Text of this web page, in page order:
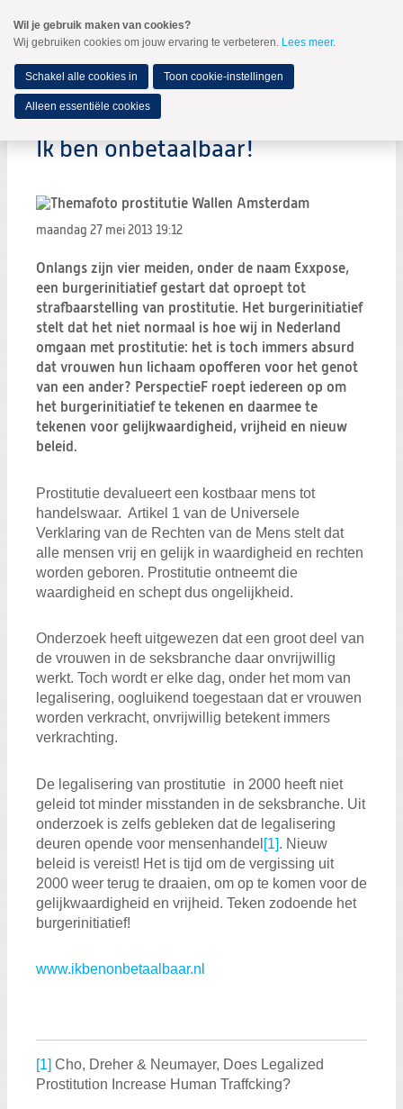
naar
Spring
de
inhoud
Spring
naar
hoofdmenu
MENU
Zoeken:
Zoeken
Ik ben onbetaalbaar!
maandag 27 mei 2013 19:12
Onlangs zijn vier meiden, onder de naam Exxpose,
een burgerinitiatief gestart dat oproept tot
strafbaarstelling van prostitutie. Het burgerinitiatief
stelt dat het niet normaal is hoe wij in Nederland
omgaan met prostitutie: het is toch immers absurd
dat vrouwen hun lichaam opofferen voor het genot
van een ander? PerspectieF roept iedereen op om
het burgerinitiatief te tekenen en daarmee te
tekenen voor gelijkwaardigheid, vrijheid en nieuw
beleid.
Prostitutie devalueert een kostbaar mens tot
handelswaar. Artikel 1 van de Universele
Verklaring van de Rechten van de Mens stelt dat
alle mensen vrij en gelijk in waardigheid en rechten
worden geboren. Prostitutie ontneemt die
waardigheid en schept dus ongelijkheid.
Onderzoek heeft uitgewezen dat een groot deel van
de vrouwen in de seksbranche daar onvrijwillig
werkt. Toch wordt er elke dag, onder het mom van
legalisering, oogluikend toegestaan dat er vrouwen
worden verkracht, onvrijwillig betekent immers
verkrachting.
De legalisering van prostitutie in 2000 heeft niet
geleid tot minder misstanden in de seksbranche. Uit
onderzoek is zelfs gebleken dat de legalisering
deuren opende voor mensenhandel [1]. Nieuw
beleid is vereist! Het is tijd om de vergissing uit
2000 weer terug te draaien, om op te komen voor de
gelijkwaardigheid en vrijheid. Teken zodoende het
burgerinitiatief!
www.ikbenonbetaalbaar.nl
[1] Cho, Dreher & Neumayer, Does Legalized
Prostitution Increase Human Traffcking?
Wil je gebruik maken van cookies?
Wij gebruiken cookies om jouw ervaring te verbeteren. Lees meer.
Schakel alle cookies in Toon cookie-instellingen
Alleen essentiële cookies